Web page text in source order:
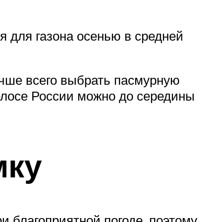
для газона осенью в средней
всего выбрать пасмурную
России можно до середины